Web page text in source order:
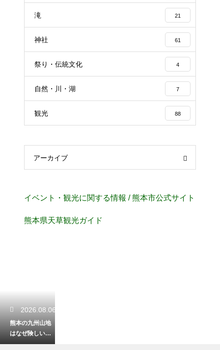
滝 21
神社 61
祭り・伝統文化 4
自然・川・湖 7
観光 88
アーカイブ
イベント・観光に関する情報 / 熊本市公式サイト
熊本県天草観光ガイド
2026.08.06
熊本の九州山地
はなぜ険しいの
か？知って得す